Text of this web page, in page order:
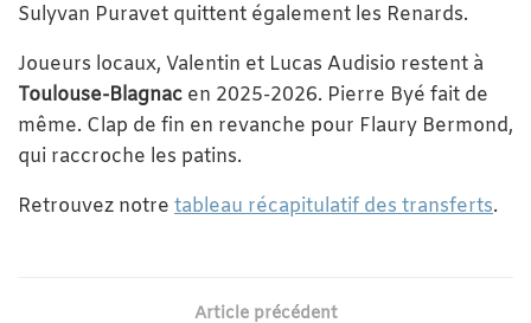
Sulyvan Puravet quittent également les Renards.
Joueurs locaux, Valentin et Lucas Audisio restent à
Toulouse-Blagnac en 2025-2026. Pierre Byé fait de
même. Clap de fin en revanche pour Flaury Bermond,
qui raccroche les patins.
Retrouvez notre tableau récapitulatif des transferts.
Article précédent